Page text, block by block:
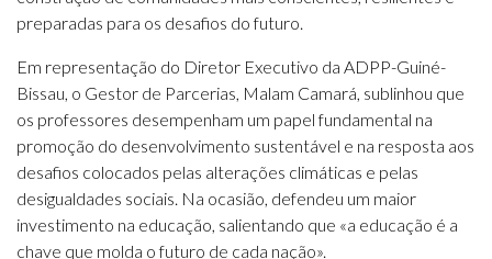
preparadas para os desafios do futuro.
Em representação do Diretor Executivo da ADPP-Guiné-
Bissau, o Gestor de Parcerias, Malam Camará, sublinhou que
os professores desempenham um papel fundamental na
promoção do desenvolvimento sustentável e na resposta aos
desafios colocados pelas alterações climáticas e pelas
desigualdades sociais. Na ocasião, defendeu um maior
investimento na educação, salientando que «a educação é a
chave que molda o futuro de cada nação».